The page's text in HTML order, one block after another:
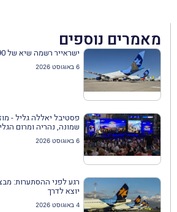
מאמרים נוספים
ישראייר רשמה שיא של 90 טיסות ביום אחד
6 באוגוסט 2026
פסטיבל יאללה גליל -
שמונה, נהריה ומרום
6 באוגוסט 2026
רגע לפני ההסתערות:
יוצא לדרך
4 באוגוסט 2026